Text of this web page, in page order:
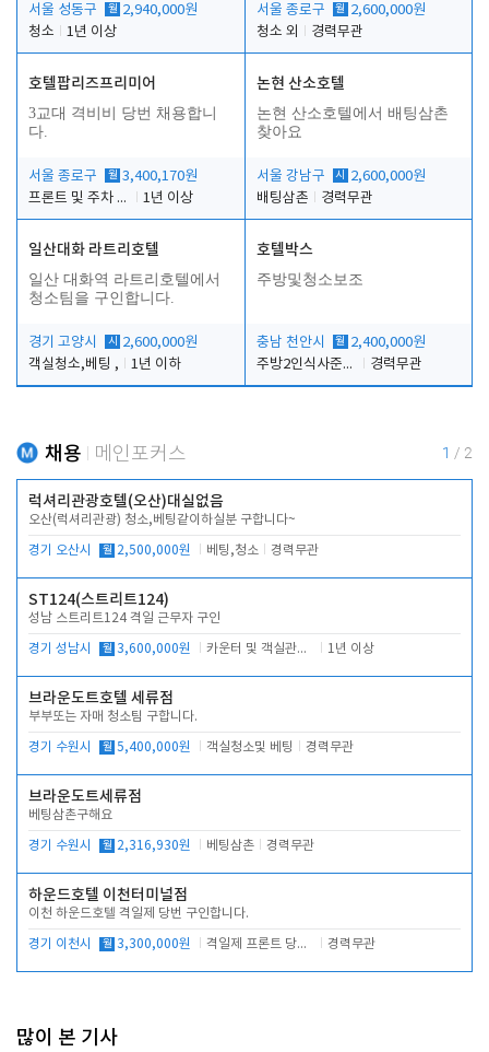
서울 성동구 월 2,940,000원
청소
1년 이상
서울 종로구 월 2,600,000원
청소 외
경력무관
호텔팝리즈프리미어
3교대 격비비 당번 채용합니
다.
서울 종로구 월 3,400,170원
프론트 및 주차 객실관리
1년 이상
논현 산소호텔
논현 산소호텔에서 배팅삼촌
찾아요
서울 강남구 시
2,600,000원
배팅삼촌
경력무관
일산대화 라트리호텔
일산 대화역 라트리호텔에서
청소팀을 구인합니다.
경기 고양시 시
2,600,000원
객실청소,베팅 ,
1년 이하
호텔박스
주방및청소보조
충남 천안시 월 2,400,000원
주방2인식사준비및청소린렌보조
경력무관
채용 메인포커스 1 / 2
럭셔리관광호텔(오산)대실없음
오산(럭셔리관광) 청소,베팅같이하실분 구합니다~
경기 오산시 월 2,500,000원 베팅,청소 경력무관
ST124(스트리트124)
성남 스트리트124 격일 근무자 구인
경기 성남시 월 3,600,000원 카운터 및 객실관리 전반 1년 이상
브라운도트호텔 세류점
부부또는 자매 청소팀 구합니다.
경기 수원시 월 5,400,000원 객실청소및 베팅 경력무관
브라운도트세류점
베팅삼촌구해요
경기 수원시 월 2,316,930원 베팅삼촌 경력무관
하운드호텔 이천터미널점
이천 하운드호텔 격일제 당번 구인합니다.
경기 이천시 월 3,300,000원 격일제 프론트 당번 업무로 주차 및 객실 점검 경력무관
많이 본 기사